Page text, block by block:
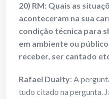
20) RM: Quais as
aconteceram na sua
condição técnica para
em ambiente ou
receber, ser cantado
Rafael Duaity: A
tudo citado na pergunta.